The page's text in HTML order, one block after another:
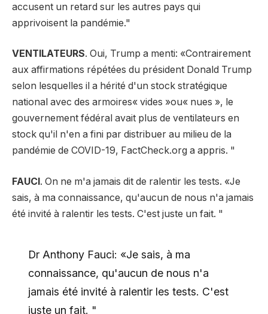
accusent un retard sur les autres pays qui
apprivoisent la pandémie."
VENTILATEURS. Oui, Trump a menti: «Contrairement
aux affirmations répétées du président Donald Trump
selon lesquelles il a hérité d'un stock stratégique
national avec des armoires« vides »ou« nues », le
gouvernement fédéral avait plus de ventilateurs en
stock qu'il n'en a fini par distribuer au milieu de la
pandémie de COVID-19, FactCheck.org a appris. "
FAUCI. On ne m'a jamais dit de ralentir les tests. «Je
sais, à ma connaissance, qu'aucun de nous n'a jamais
été invité à ralentir les tests. C'est juste un fait. "
Dr Anthony Fauci: «Je sais, à ma
connaissance, qu'aucun de nous n'a
jamais été invité à ralentir les tests. C'est
juste un fait. "